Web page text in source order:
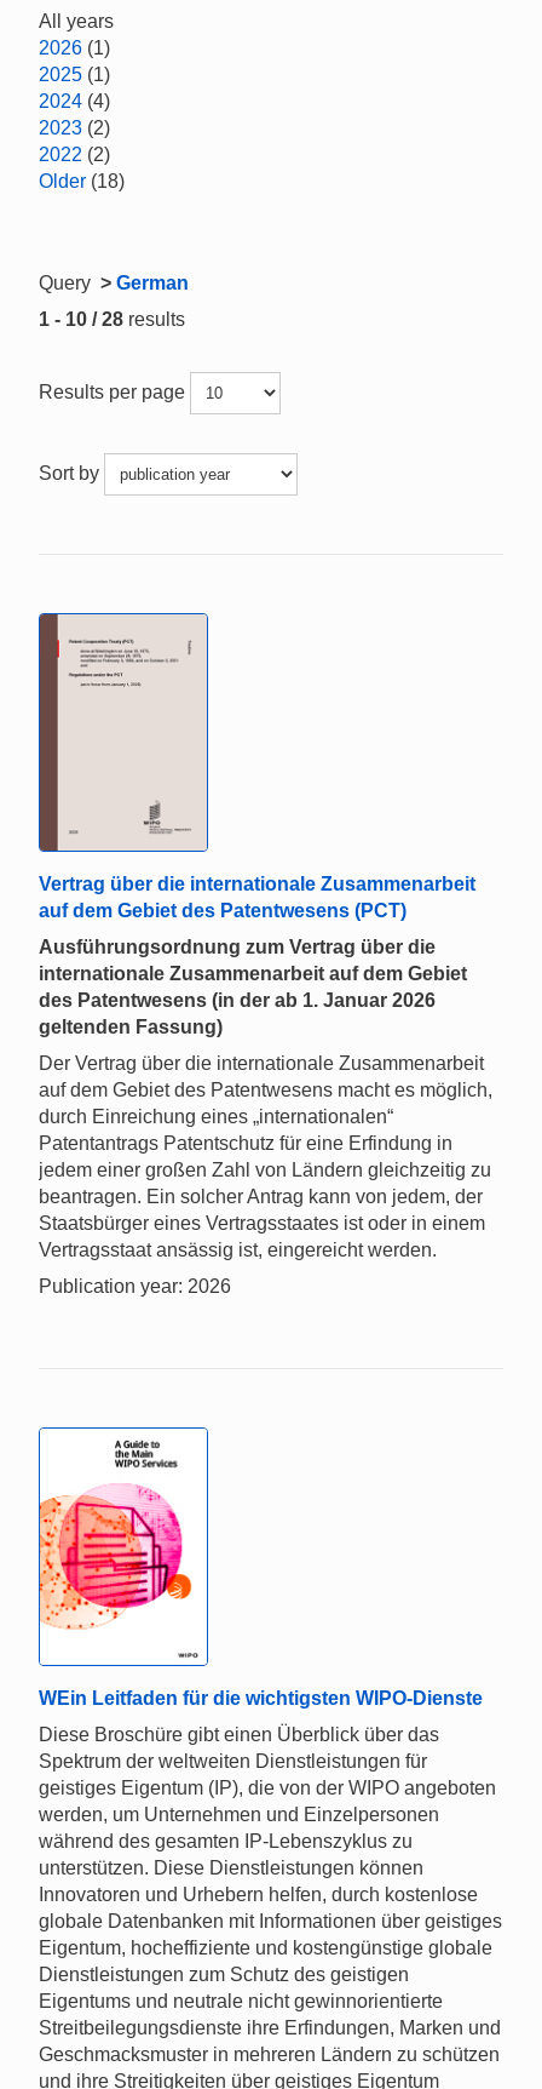
All years
2026 (1)
2025 (1)
2024 (4)
2023 (2)
2022 (2)
Older (18)
Query > German
1 - 10 / 28 results
Results per page
Sort by
Vertrag über die internationale Zusammenarbeit
auf dem Gebiet des Patentwesens (PCT)
Ausführungsordnung zum Vertrag über die
internationale Zusammenarbeit auf dem Gebiet
des Patentwesens (in der ab 1. Januar 2026
geltenden Fassung)
Der Vertrag über die internationale Zusammenarbeit
auf dem Gebiet des Patentwesens macht es möglich,
durch Einreichung eines „internationalen“
Patentantrags Patentschutz für eine Erfindung in
jedem einer großen Zahl von Ländern gleichzeitig zu
beantragen. Ein solcher Antrag kann von jedem, der
Staatsbürger eines Vertragsstaates ist oder in einem
Vertragsstaat ansässig ist, eingereicht werden.
Publication year: 2026
WEin Leitfaden für die wichtigsten WIPO-Dienste
Diese Broschüre gibt einen Überblick über das
Spektrum der weltweiten Dienstleistungen für
geistiges Eigentum (IP), die von der WIPO angeboten
werden, um Unternehmen und Einzelpersonen
während des gesamten IP-Lebenszyklus zu
unterstützen. Diese Dienstleistungen können
Innovatoren und Urhebern helfen, durch kostenlose
globale Datenbanken mit Informationen über geistiges
Eigentum, hocheffiziente und kostengünstige globale
Dienstleistungen zum Schutz des geistigen
Eigentums und neutrale nicht gewinnorientierte
Streitbeilegungsdienste ihre Erfindungen, Marken und
Geschmacksmuster in mehreren Ländern zu schützen
und ihre Streitigkeiten über geistiges Eigentum